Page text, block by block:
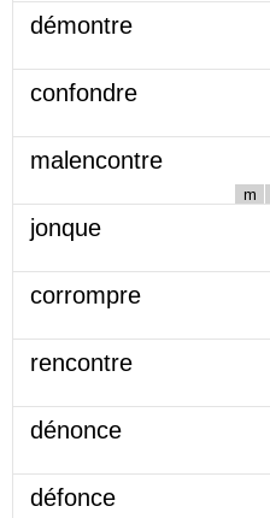
démontre
confondre
malencontre
m
jonque
corrompre
rencontre
dénonce
défonce